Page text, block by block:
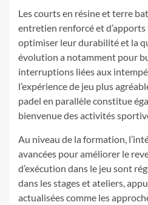
Les courts en résine et terre
entretien renforcé et
optimiser leur durabilité et la
évolution a notamment pour
interruptions liées aux
l’expérience de jeu plus
padel en parallèle constitue
bienvenue des activités
Au niveau de la formation,
avancées pour améliorer le
d’exécution dans le jeu sont
dans les stages et ateliers,
actualisées comme les